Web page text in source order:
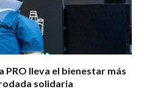
PRO lleva el bienestar más
solidaria